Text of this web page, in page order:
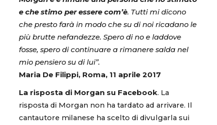
e che stimo per essere com’è. Tutti mi dicono
che presto farà in modo che su di noi ricadano le
più brutte nefandezze. Spero di no e laddove
fosse, spero di continuare a rimanere salda nel
mio pensiero su di lui”.
Maria De Filippi, Roma, 11 aprile 2017
La risposta di Morgan su Facebook. La
risposta di Morgan non ha tardato ad arrivare. Il
cantautore milanese ha scelto di divulgarla sui